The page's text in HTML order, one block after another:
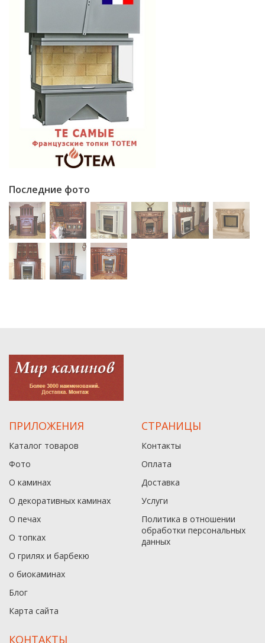
Последние фото
ПРИЛОЖЕНИЯ
Каталог товаров
Фото
О каминах
О декоративных каминах
О печах
О топках
О грилях и барбекю
о биокаминах
Блог
Карта сайта
СТРАНИЦЫ
Контакты
Оплата
Доставка
Услуги
Политика в отношении
обработки персональных
данныx
КОНТАКТЫ